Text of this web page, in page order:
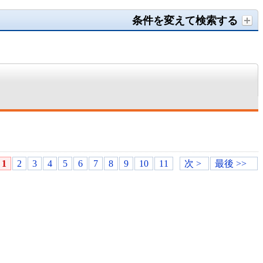
条件を変えて検索する
1 2 3 4 5 6 7 8 9 10 11 次 > 最後 >>